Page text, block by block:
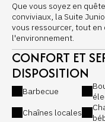
Que vous soyez en
conviviaux, la Suite
vous ressourcer, tout
l'environnement.
CONFORT ET
DISPOSITION
Barbecue
Chaînes locales